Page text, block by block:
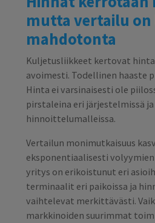
mutta vertailu on
mahdotonta
Kuljetusliikkeet kertovat
avoimesti. Todellinen haaste
Hinta ei varsinaisesti ole
pirstaleina eri järjestelmissä ja
hinnoittelumalleissa.
Vertailun monimutkaisuus
eksponentiaalisesti
yritys on erikoistunut eri
terminaalit eri paikoissa ja
vaihtelevat merkittävästi.
markkinoiden suurimmat